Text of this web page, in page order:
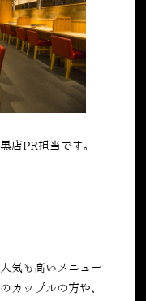
店PR担当です。
気も高いメニュー
カップルの方や、